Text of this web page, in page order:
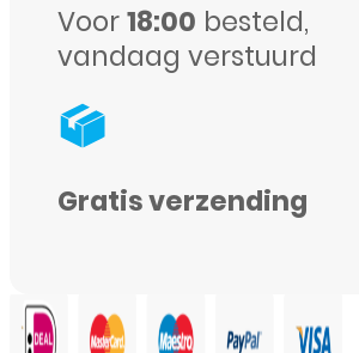
Transparant
aantal
Voor18:00 besteld,
vandaag verstuurd
Gratis verzending